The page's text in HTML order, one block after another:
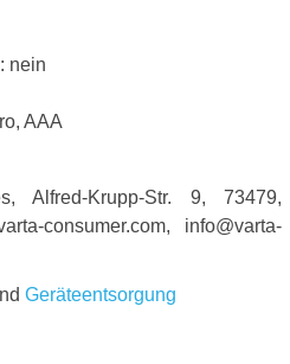
: nein
AAA
Alfred-Krupp-Str. 9, 73479,
consumer.com, info@varta-
Geräteentsorgung